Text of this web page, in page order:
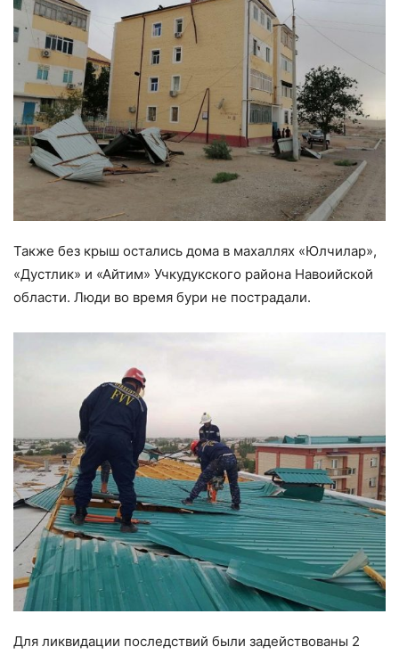
Также без крыш остались дома в махаллях «Юлчилар»,
«Дустлик» и «Айтим» Учкудукского района Навоийской
области. Люди во время бури не пострадали.
Для ликвидации последствий были задействованы 2